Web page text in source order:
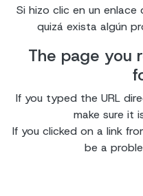
Si hizo clic en un
quizá exista algún
The page you
If you typed the URL
make sure it
If you clicked on a link
be a